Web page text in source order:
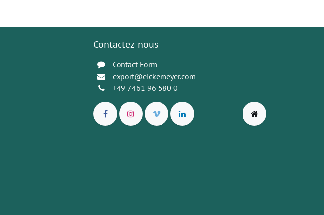
Contactez-nous
Contact Form
export@eickemeyer.com
+49 7461 96 580 0